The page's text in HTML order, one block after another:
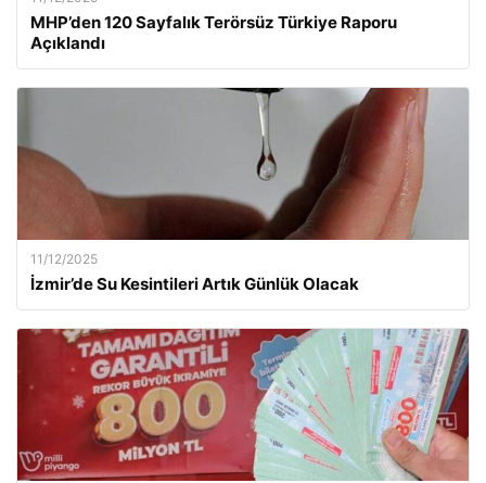
MHP’den 120 Sayfalık Terörsüz Türkiye Raporu
Açıklandı
11/12/2025
İzmir’de Su Kesintileri Artık Günlük Olacak